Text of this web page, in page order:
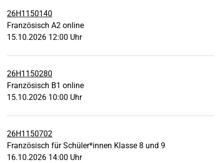
26H1150140
Französisch A2 online
15.10.2026 12:00 Uhr
26H1150280
Französisch B1 online
15.10.2026 10:00 Uhr
26H1150702
Französisch für Schüler*innen Klasse 8 und 9
16.10.2026 14:00 Uhr